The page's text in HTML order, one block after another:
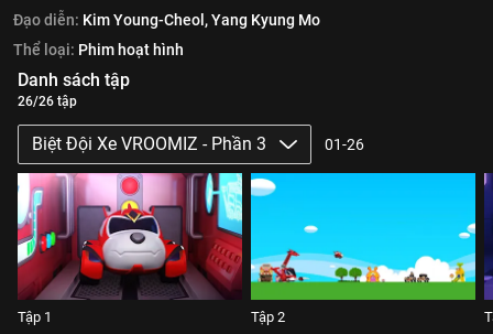
Đạo diễn: Kim Young-Cheol,Yang Kyung Mo
Thể loại: Phim hoạt hình
Danh sách tập
26/26 tập
Biệt Đội Xe VROOMIZ - Phần 3 01-26
Tập 1 Tập 2